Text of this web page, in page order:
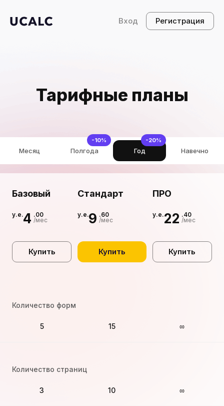
Вход Регистрация
Тарифные планы
Месяц Полгода
-10%
Год
-20%
Навечно
Базовый
y.e.4 .00
/мес
Купить
Стандарт
y.e.9 .60
/мес
Купить
ПРО
y.e.22 .40
/мес
Купить
Количество форм
5 15 ∞
Количество страниц
3 10 ∞